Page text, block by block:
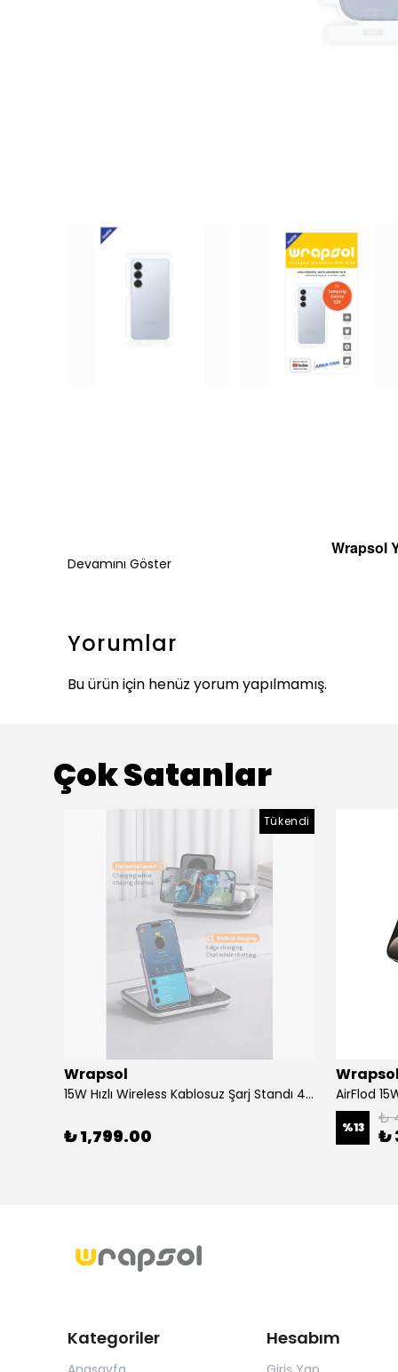
Wrapsol
Devamını Göster
Yorumlar
Bu ürün için henüz yorum yapılmamış.
Çok Satanlar
Tükendi
Wrapsol
15W Hızlı Wireless Kablosuz Şarj Standı 4 in 1 Masaüstü İstasyon -iPhone-android-watch-airpods Uyumlu
₺ 1,799.00 %13 ₺
₺
Kategoriler Hesabım